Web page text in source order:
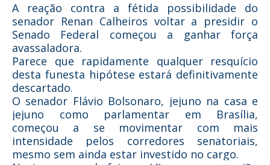
A reação contra a fétida possibilidade do
senador Renan Calheiros voltar a presidir o
Senado Federal começou a ganhar força
avassaladora.
Parece que rapidamente qualquer resquício
desta funesta hipótese estará definitivamente
descartado.
O senador Flávio Bolsonaro, jejuno na casa e
jejuno como parlamentar em Brasília,
começou a se movimentar com mais
intensidade pelos corredores senatoriais,
mesmo sem ainda estar investido no cargo.